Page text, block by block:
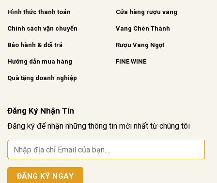
Hình thức thanh toán
Chính sách vận chuyển
Bảo hành & đổi trả
Hướng dẫn mua hàng
Quà tặng doanh nghiệp
Cửa hàng rượu vang
Vang Chén Thánh
Rượu Vang Ngọt
FINE WINE
Đăng Ký Nhận Tin
Đăng ký để nhận những thông tin mới nhất từ chúng tôi